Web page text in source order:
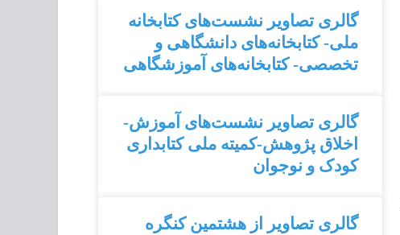
گالری تصاویر نشست‌های کتابخانه
ملی- کتابخانه‌های دانشگاهی و
تخصصی- کتابخانه‌های آموزشگاهی
گالری تصاویر نشست‌های آموزش-
اخلاق پژوهش-کمیته ملی کتابداری
کودک و نوجوان
گالری تصاویر از هشتمین کنگره